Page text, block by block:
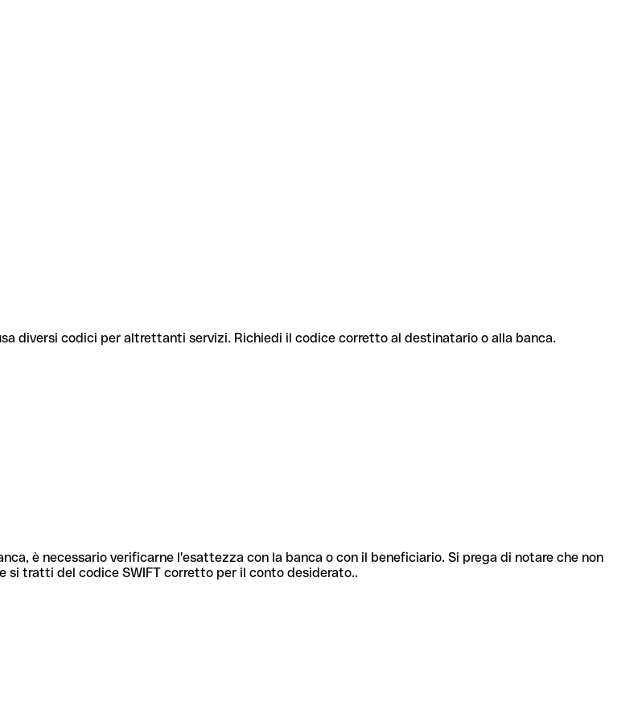
diversi codici per altrettanti servizi. Richiedi il codice corretto al destinatario o alla banca.
è necessario verificarne l'esattezza con la banca o con il beneficiario. Si prega di notare che non
si tratti del codice SWIFT corretto per il conto desiderato..